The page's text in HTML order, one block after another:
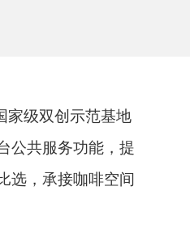
家级双创示范基地
公共服务功能，提
选，承接咖啡空间